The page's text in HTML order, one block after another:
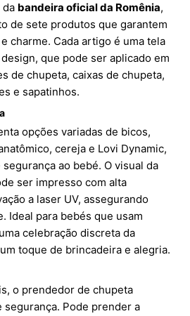
da bandeira oficial da Romênia,
de sete produtos que garantem
charme. Cada artigo é uma tela
que pode ser aplicado em
de chupeta, caixas de chupeta,
e sapatinhos.
opções variadas de bicos,
cereja e Lovi Dynamic,
ao bebé. O visual da
ser impresso com alta
a laser UV, assegurando
Ideal para bebés que usam
celebração discreta da
toque de brincadeira e alegria.
o prendedor de chupeta
Pode prender a